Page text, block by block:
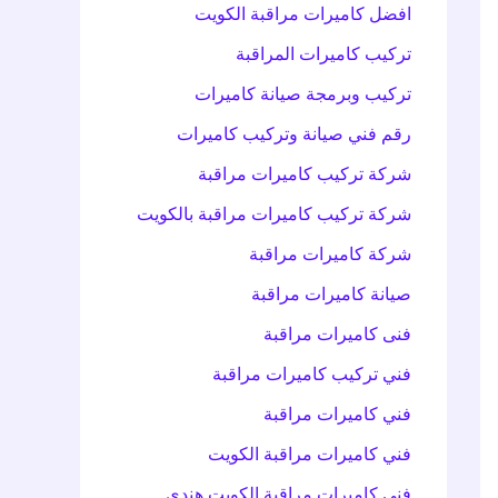
افضل كاميرات مراقبة الكويت
تركيب كاميرات المراقبة
تركيب وبرمجة صيانة كاميرات
رقم فني صيانة وتركيب كاميرات
شركة تركيب كاميرات مراقبة
شركة تركيب كاميرات مراقبة بالكويت
شركة كاميرات مراقبة
صيانة كاميرات مراقبة
فنى كاميرات مراقبة
فني تركيب كاميرات مراقبة
فني كاميرات مراقبة
فني كاميرات مراقبة الكويت